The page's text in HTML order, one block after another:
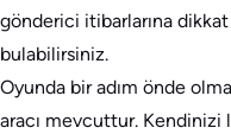
gönderici itibarlarına
bulabilirsiniz.
Oyunda bir adım önde
aracı mevcuttur. Kendinizi